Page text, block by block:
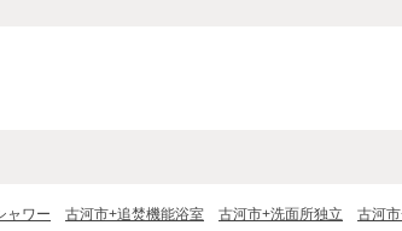
ャワー 古河市+追焚機能浴室 古河市+洗面所独立 古河